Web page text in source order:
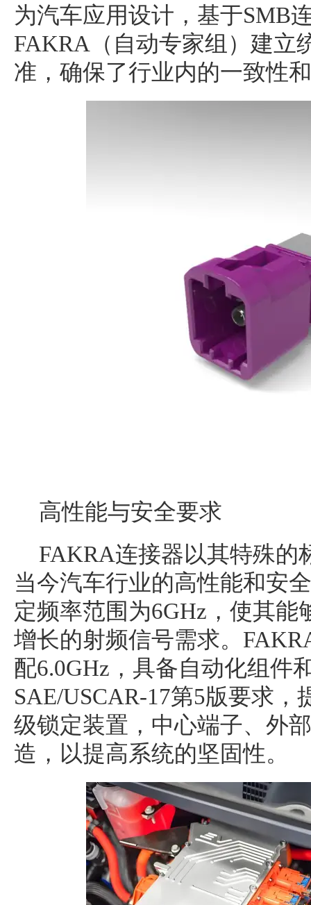
为汽车应用设计，基于SMB
FAKRA（自动专家组）建立
准，确保了行业内的一致性
高性能与安全要求
FAKRA连接器以其特殊的
当今汽车行业的高性能和安
定频率范围为6GHz，使其能
增长的射频信号需求。
配6.0GHz，具备自动化组件
SAE/USCAR-17第5版要求
级锁定装置，中心端子、外
造，以提高系统的坚固性。